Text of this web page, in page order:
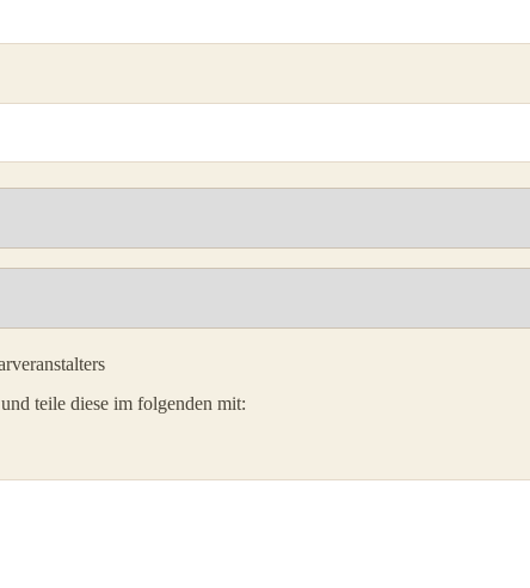
teile diese im folgenden mit: